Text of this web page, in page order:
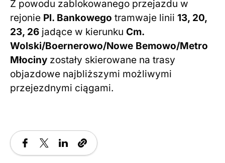
Z powodu zablokowanego przejazdu w
rejonie Pl. Bankowego tramwaje linii 13, 20,
23, 26 jadące w kierunku Cm.
Wolski/Boernerowo/Nowe Bemowo/Metro
Młociny zostały skierowane na trasy
objazdowe najbliższymi możliwymi
przejezdnymi ciągami.